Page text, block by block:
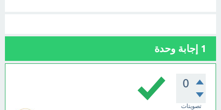
1 إجابة وحدة
0
تصويتات